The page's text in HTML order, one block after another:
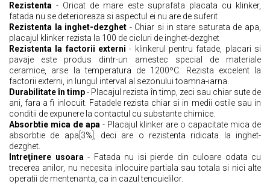
Rezistenta - Oricat de mare este suprafata placata cu klinker,
fatada nu se deterioreaza si aspectul ei nu are de suferit
Rezistenta la inghet-dezghet - Chiar si in stare saturata de apa,
placajul klinker rezista la 100 de cicluri de inghet-dezghet
Rezistenta la factorii externi - klinkerul pentru fatade, placari si
pavaje este produs dintr-un amestec special de materiale
ceramice, arse la temperatura de 1200ºC. Rezista excelent la
factorii externi, in lungul interval al sezonului toamna-iarna.
Durabilitate în timp- Placajul rezista în timp, zeci sau chiar sute de
ani, fara a fi inlocuit. Fatadele rezista chiar si in medii ostile sau in
conditii de expunere la contactul cu substante chimice.
Absorbtie mica de apa - Placajul klinker are o capacitate mica de
absorbtie de apa[3%], deci are o rezistenta ridicata la inghet-
dezghet.
Intreţinere usoara - Fatada nu isi pierde din culoare odata cu
trecerea anilor, nu necesita inlocuire partiala sau totala si nici alte
operatii de mentenanta, ca in cazul tencuielilor.